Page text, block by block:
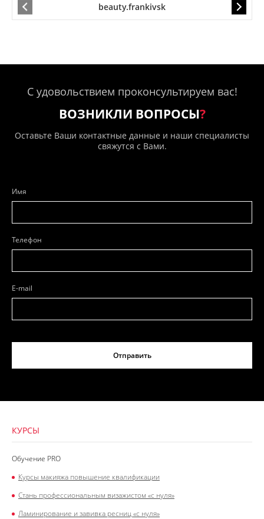
beauty.frankivsk
С удовольствием проконсультируем вас!
ВОЗНИКЛИ ВОПРОСЫ?
Оставьте Ваши контактные данные и наши специалисты
свяжутся с Вами.
Имя
Телефон
E-mail
Отправить
КУРСЫ
Обучение PRO
Курсы макияжа повышение квалификации
Стань профессиональным визажистом «с нуля»
Ламинирование и завивка ресниц «с нуля»